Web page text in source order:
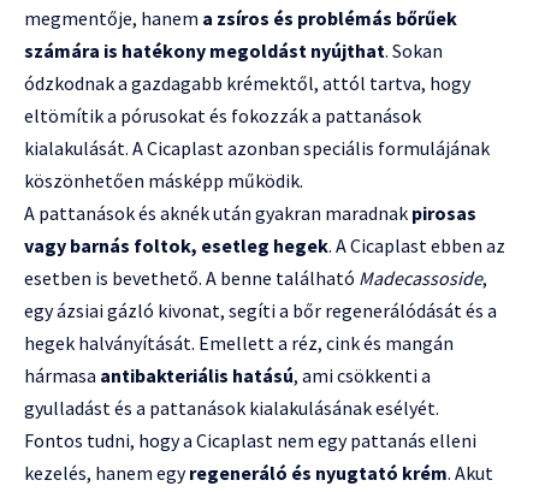
megmentője, hanem a zsíros és problémás bőrűek
számára is hatékony megoldást nyújthat. Sokan
ódzkodnak a gazdagabb krémektől, attól tartva, hogy
eltömítik a pórusokat és fokozzák a pattanások
kialakulását. A Cicaplast azonban speciális formulájának
köszönhetően másképp működik.
A pattanások és aknék után gyakran maradnak pirosas
vagy barnás foltok, esetleg hegek. A Cicaplast ebben az
esetben is bevethető. A benne található Madecassoside,
egy ázsiai gázló kivonat, segíti a bőr regenerálódását és a
hegek halványítását. Emellett a réz, cink és mangán
hármasa antibakteriális hatású, ami csökkenti a
gyulladást és a pattanások kialakulásának esélyét.
Fontos tudni, hogy a Cicaplast nem egy pattanás elleni
kezelés, hanem egyregeneráló és nyugtató krém. Akut